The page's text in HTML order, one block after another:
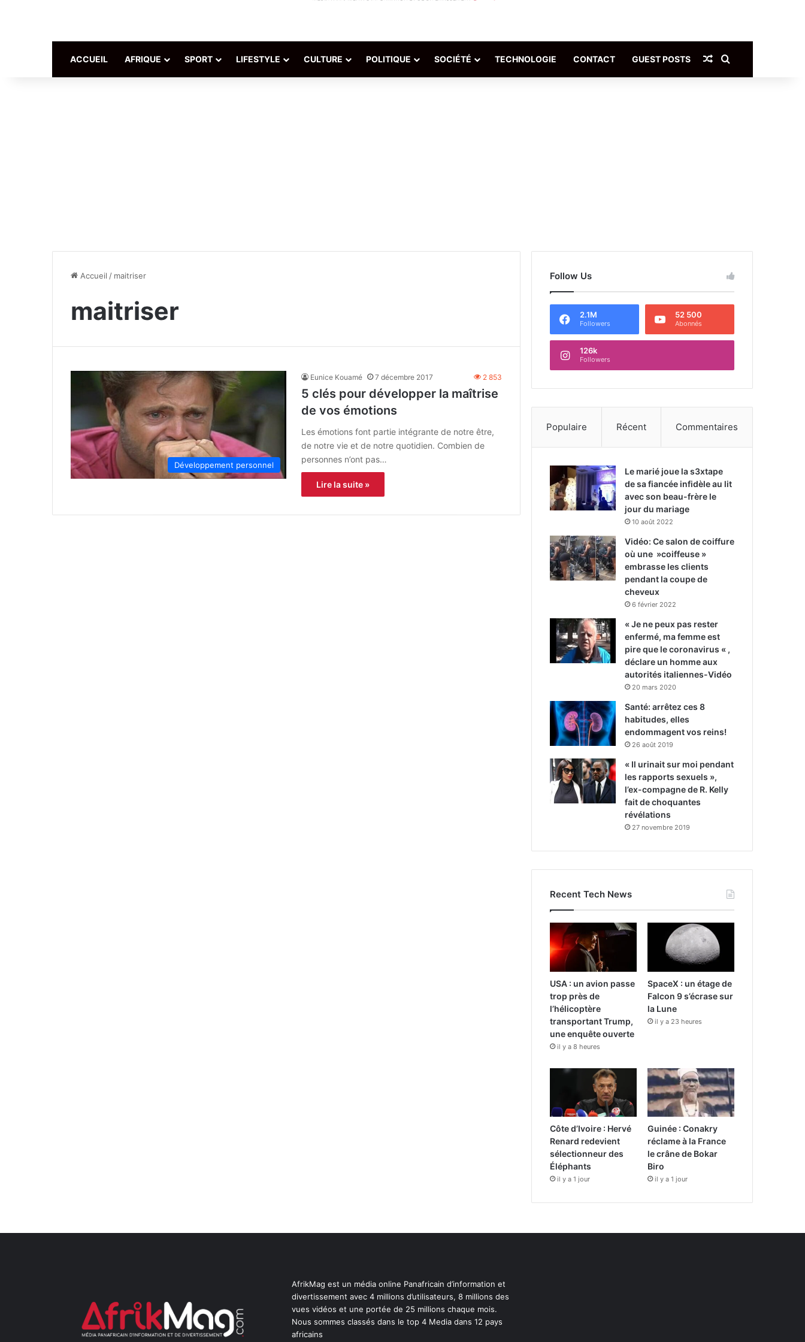
ACCUEIL AFRIQUE SPORT LIFESTYLE CULTURE POLITIQUE SOCIÉTÉ TECHNOLOGIE CONTACT GUEST POSTS Article Aléatoire
Accueil / maitriser
maitriser
Développement personnel
Eunice Kouamé 7 décembre 2017 2 853
5 clés pour développer la maîtrise
de vos émotions
Les émotions font partie intégrante de notre être,
de notre vie et de notre quotidien. Combien de
personnes n’ont pas…
Lire la suite »
Follow Us
2.1M
Followers
52 500
Abonnés
126k
Followers
Populaire Récent Commentaires
Le marié joue la s3xtape
de sa fiancée infidèle au lit
avec son beau-frère le
jour du mariage
10 août 2022
Vidéo: Ce salon de coiffure
où une »coiffeuse »
embrasse les clients
pendant la coupe de
cheveux
6 février 2022
« Je ne peux pas rester
enfermé, ma femme est
pire que le coronavirus « ,
déclare un homme aux
autorités italiennes-Vidéo
20 mars 2020
Santé: arrêtez ces 8
habitudes, elles
endommagent vos reins!
26 août 2019
« Il urinait sur moi pendant
les rapports sexuels »,
l’ex-compagne de R. Kelly
fait de choquantes
révélations
27 novembre 2019
Recent Tech News
USA : un avion passe
trop près de
l’hélicoptère
transportant Trump,
une enquête ouverte
il y a 8 heures
SpaceX : un étage de
Falcon 9 s’écrase sur
la Lune
il y a 23 heures
Côte d’Ivoire : Hervé
Renard redevient
sélectionneur des
Éléphants
il y a 1 jour
Guinée : Conakry
réclame à la France
le crâne de Bokar
Biro
il y a 1 jour
AfrikMag est un média online Panafricain d’information et
divertissement avec 4 millions d’utilisateurs, 8 millions des
vues vidéos et une portée de 25 millions chaque mois.
Nous sommes classés dans le top 4 Media dans 12 pays
africains